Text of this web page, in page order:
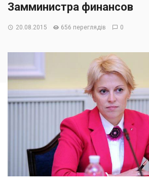
Замминистра финансов
20.08.2015 656 переглядів 0